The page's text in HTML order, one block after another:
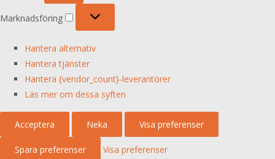
Marknadsföring
Hantera alternativ
Hantera tjänster
Hantera {vendor_count}-leverantörer
Läs mer om dessa syften
Acceptera Neka Visa preferenser
Spara preferenser Visa preferenser